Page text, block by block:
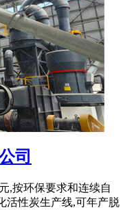
司
,按环保要求和连续自
活性炭生产线,可年产脱